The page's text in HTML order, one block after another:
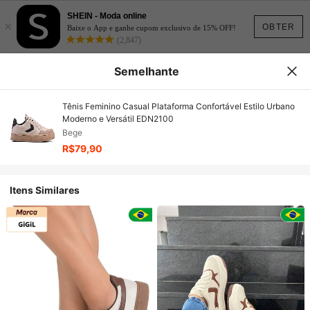
OBTER
×
SHEIN - Moda online
Baixe o App e ganhe cupom exclusivo de 15% OFF!
(2,847)
Semelhante
Tênis Feminino Casual Plataforma Confortável Estilo Urbano
Moderno e Versátil EDN2100
Bege
R$79,90
Itens Similares